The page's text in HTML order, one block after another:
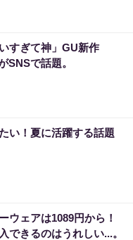
すぎて神」GU新作
SNSで話題。
い！夏に活躍する話題
ウェアは1089円から！
できるのはうれしい...。